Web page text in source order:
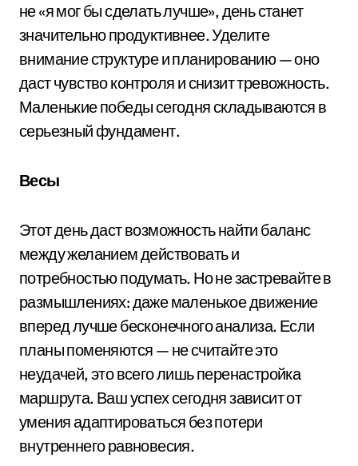
не «я мог бы сделать лучше», день станет
значительно продуктивнее. Уделите
внимание структуре и планированию — оно
даст чувство контроля и снизит тревожность.
Маленькие победы сегодня складываются в
серьезный фундамент.
Весы
Этот день даст возможность найти баланс
между желанием действовать и
потребностью подумать. Но не застревайте в
размышлениях: даже маленькое движение
вперед лучше бесконечного анализа. Если
планы поменяются — не считайте это
неудачей, это всего лишь перенастройка
маршрута. Ваш успех сегодня зависит от
умения адаптироваться без потери
внутреннего равновесия.